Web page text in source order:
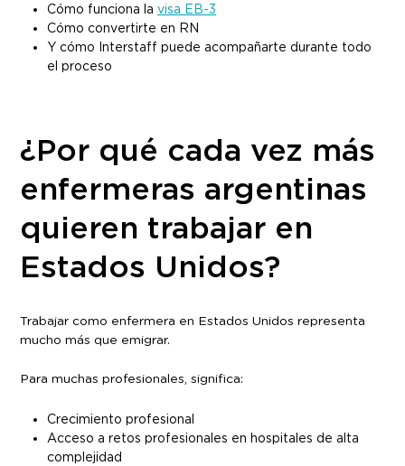
Cómo funciona la visa EB-3
Cómo convertirte en RN
Y cómo Interstaff puede acompañarte durante todo
el proceso
¿Por qué cada vez más
enfermeras argentinas
quieren trabajar en
Estados Unidos?
Trabajar como enfermera en Estados Unidos representa
mucho más que emigrar.
Para muchas profesionales, significa:
Crecimiento profesional
Acceso a retos profesionales en hospitales de alta
complejidad